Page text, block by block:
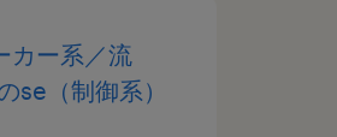
カー系／流
se（制御系）